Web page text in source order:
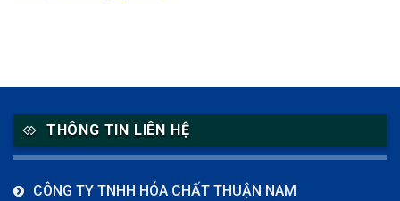
THÔNG TIN LIÊN HỆ
CÔNG TY TNHH HÓA CHẤT THUẬN NAM